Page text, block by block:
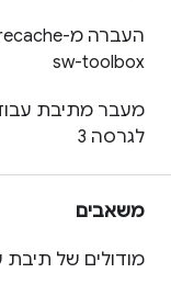
sw-toolbox
לגרסה 3
משאבים
מודולים של תיבת